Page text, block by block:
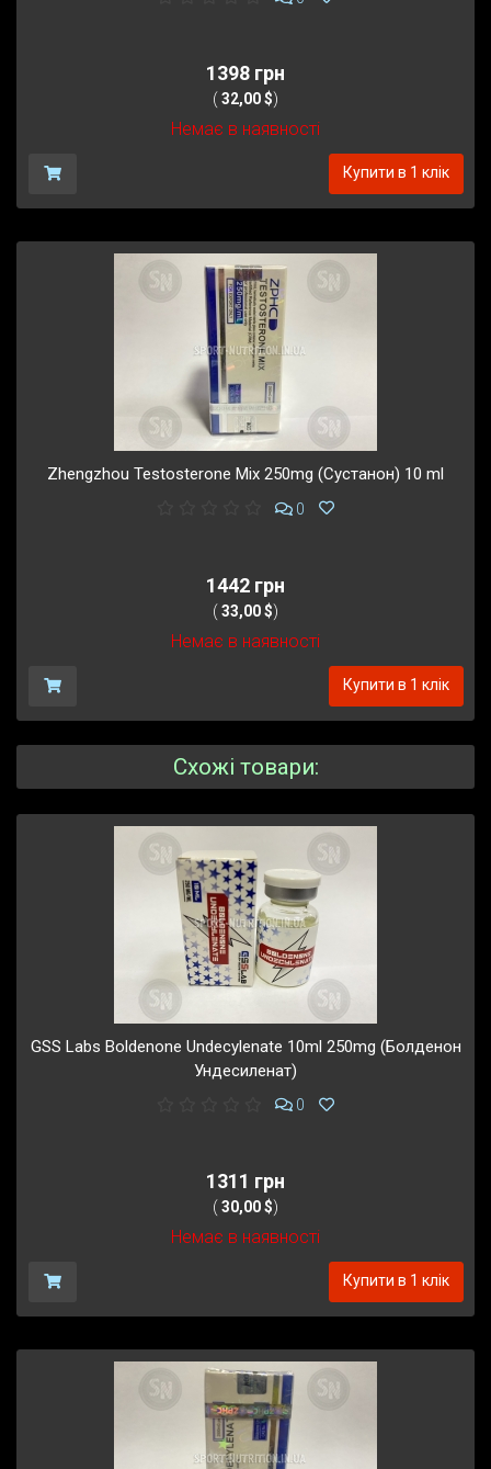
1398 грн
( 32,00 $)
Немає в наявності
Купити в 1 клік
Zhengzhou Testosterone Mix 250mg (Сустанон) 10 ml
0
1442 грн
( 33,00 $)
Немає в наявності
Купити в 1 клік
Схожі товари:
GSS Labs Boldenone Undecylenate 10ml 250mg (Болденон
Ундесиленат)
0
1311 грн
( 30,00 $)
Немає в наявності
Купити в 1 клік